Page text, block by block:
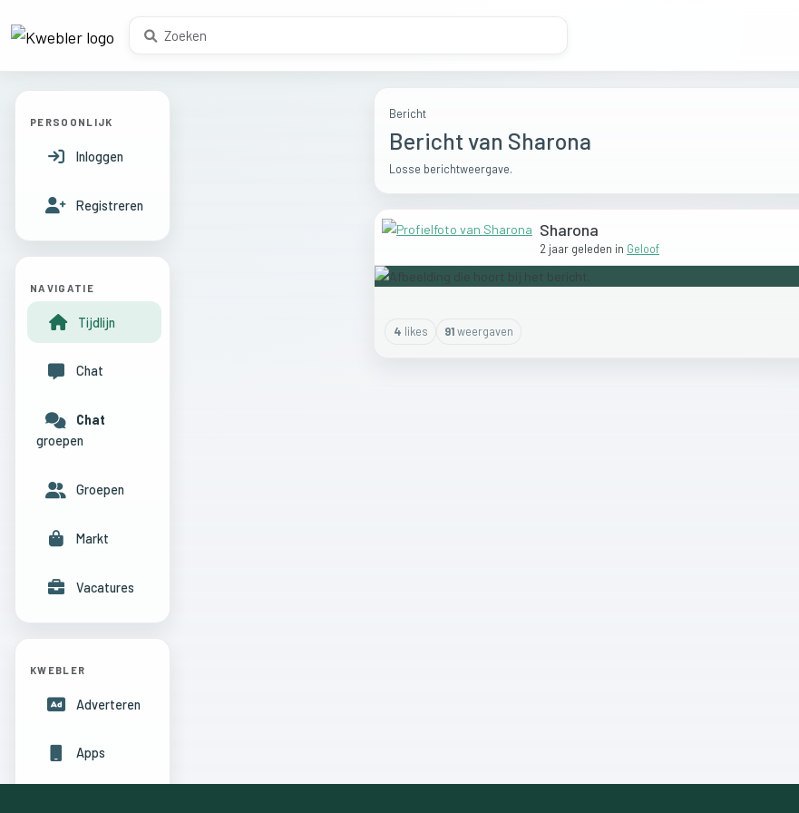
Bericht
Bericht van Sharona
Losse berichtweergave.
Sharona
2 jaar geleden in Geloof
4 likes 91weergaven
PERSOONLIJK
Inloggen
Registreren
NAVIGATIE
Tijdlijn
Chat
Chat
groepen
Groepen
Markt
Vacatures
KWEBLER
Adverteren
Apps